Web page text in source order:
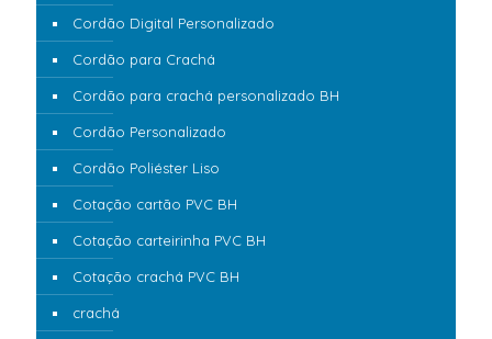
Cordão Digital Personalizado
Cordão para Crachá
Cordão para crachá personalizado BH
Cordão Personalizado
Cordão Poliéster Liso
Cotação cartão PVC BH
Cotação carteirinha PVC BH
Cotação crachá PVC BH
crachá